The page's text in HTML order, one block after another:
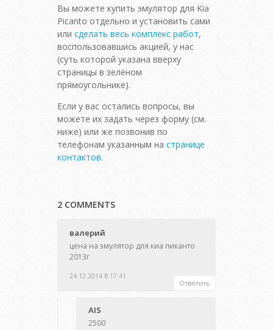
Вы можете купить эмулятор для Kia
Picanto отдельно и установить сами
или сделать весь комплекс работ,
воспользовавшись акцией, у нас
(суть которой указана вверху
страницы в зелёном
прямоугольнике).
Если у вас остались вопросы, вы
можете их задать через форму (см.
ниже) или же позвонив по
телефонам указанным на странице
контактов.
2 COMMENTS
валерий
24.12.2014 В 17:41
цена на эмулятор для киа пиканто
2013г
Ответить
AIS
2500